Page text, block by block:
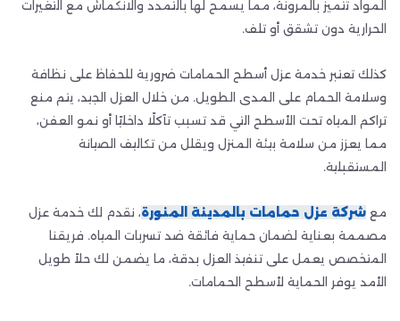
المواد تتميز بالمرونة، مما يسمح لها بالتمدد والانكماش مع التغيرات
الحرارية دون تشقق أو تلف.
كذلك تعتبر خدمة عزل أسطح الحمامات ضرورية للحفاظ على نظافة
وسلامة الحمام على المدى الطويل. من خلال العزل الجيد، يتم منع
تراكم المياه تحت الأسطح التي قد تسبب تآكلًا داخليًا أو نمو العفن،
مما يعزز من سلامة بيئة المنزل ويقلل من تكاليف الصيانة
المستقبلية.
مع شركة عزل حمامات بالمدينة المنورة، نقدم لك خدمة عزل
مصممة بعناية لضمان حماية فائقة ضد تسربات المياه. فريقنا
المتخصص يعمل على تنفيذ العزل بدقة، ما يضمن لك حلاً طويل
الأمد يوفر الحماية لأسطح الحمامات.